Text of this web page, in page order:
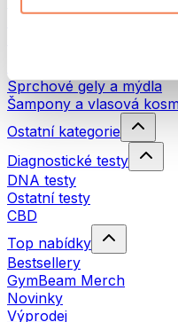
Sprchové gely a mýdla
Šampony a vlasová
Ostatní kategorie
Diagnostické testy
DNA testy
Ostatní testy
CBD
Top nabídky
Bestsellery
GymBeam Merch
Novinky
Výprodej